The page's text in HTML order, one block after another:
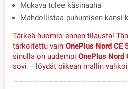
Mukava tulee käsinauha
Mahdollistaa puhumisen kansi
Tärkeä huomio ennen tilausta!
tarkoitettu vain OnePlus Nord CE
sinulla on uudempi OnePlus Nord
sovi – löydät oikean mallin